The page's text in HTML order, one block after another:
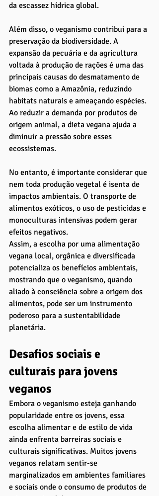
da escassez hídrica global.
Além disso, o veganismo contribui para a
preservação da biodiversidade. A
expansão da pecuária e da agricultura
voltada à produção de rações é uma das
principais causas do desmatamento de
biomas como a Amazônia, reduzindo
habitats naturais e ameaçando espécies.
Ao reduzir a demanda por produtos de
origem animal, a dieta vegana ajuda a
diminuir a pressão sobre esses
ecossistemas.
No entanto, é importante considerar que
nem toda produção vegetal é isenta de
impactos ambientais. O transporte de
alimentos exóticos, o uso de pesticidas e
monoculturas intensivas podem gerar
efeitos negativos.
Assim, a escolha por uma alimentação
vegana local, orgânica e diversificada
potencializa os benefícios ambientais,
mostrando que o veganismo, quando
aliado à consciência sobre a origem dos
alimentos, pode ser um instrumento
poderoso para a sustentabilidade
planetária.
Desafios sociais e
culturais para jovens
veganos
Embora o veganismo esteja ganhando
popularidade entre os jovens, essa
escolha alimentar e de estilo de vida
ainda enfrenta barreiras sociais e
culturais significativas. Muitos jovens
veganos relatam sentir-se
marginalizados em ambientes familiares
e sociais onde o consumo de produtos de